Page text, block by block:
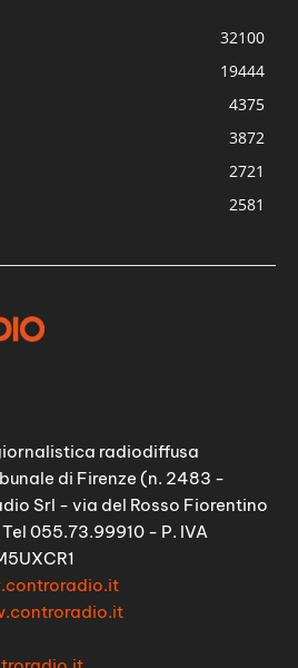
32100
19444
4375
3872
2721
2581
radiodiffusa
di Firenze (n. 2483 -
Srl - via del Rosso Fiorentino
055.73.99910 - P. IVA